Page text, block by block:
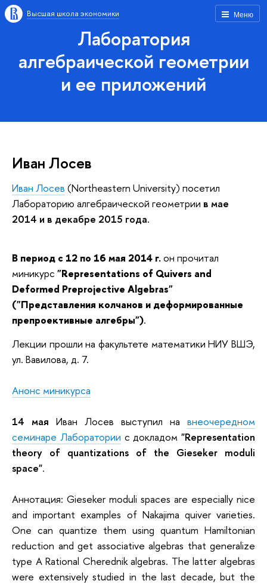
Меню
Высшая школа экономики
Лаборатория
алгебраической геометрии
и ее приложений
Иван Лосев
Иван Лосев (Northeastern University) посетил
Лабораторию алгебраической геометрии в мае
2014 и в декабре 2015 года.
В период с 12 по 16 мая 2014 г.он прочитал
миникурс "Representations of Quivers and
Deformed Preprojective Algebras"
("Представления колчанов и деформированные
препроективные алгебры").
Лекции прошли на факультете математики НИУ ВШЭ,
ул. Вавилова, д. 7.
Анонс миникурса
14 мая Иван Лосев выступил на внеочередном
семинаре Лаборатории с докладом "Representation
theory of quantizations of the Gieseker moduli
space".
Аннотация: Gieseker moduli spaces are especially nice
and important examples of Nakajima quiver varieties.
One can quantize them using quantum Hamiltonian
reduction and get associative algebras that generalize
type A Rational Cherednik algebras. The latter algebras
were extensively studied in the last decade, but the